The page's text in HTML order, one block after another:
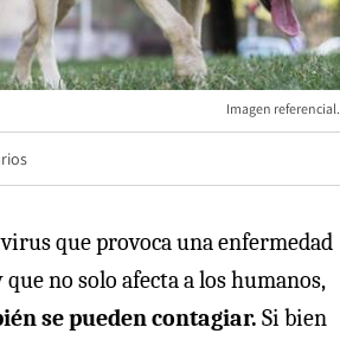
Imagen referencial.
que provoca una enfermedad
no solo afecta a los humanos,
se pueden contagiar. Si bien